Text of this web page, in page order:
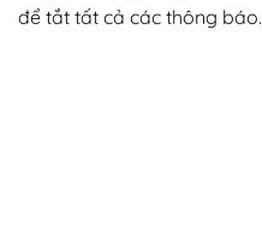
để tắt tất cả các thông báo.